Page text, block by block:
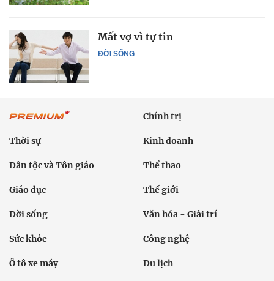
ĐỜI SỐNG
Mất vợ vì tự tin
Chính trị
Thời sự Kinh doanh
Dân tộc và Tôn giáo Thể thao
Giáo dục Thế giới
Đời sống Văn hóa - Giải trí
Sức khỏe Công nghệ
Ô tô xe máy Du lịch